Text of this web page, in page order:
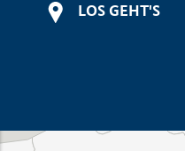
LOS GEHT'S